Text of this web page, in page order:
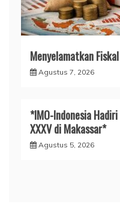
Menyelamatkan
Agustus 7, 2026
*IMO-Indonesia Hadiri
XXXV di Makassar*
Agustus 5, 2026